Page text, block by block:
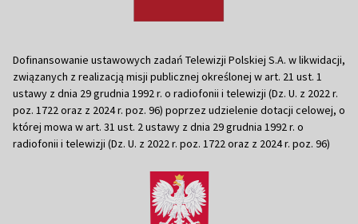
Dofinansowanie ustawowych zadań Telewizji Polskiej S.A. w likwidacji,
związanych z realizacją misji publicznej określonej w art. 21 ust. 1
ustawy z dnia 29 grudnia 1992 r. o radiofonii i telewizji (Dz. U. z 2022 r.
poz. 1722 oraz z 2024 r. poz. 96) poprzez udzielenie dotacji celowej, o
której mowa w art. 31 ust. 2 ustawy z dnia 29 grudnia 1992 r. o
radiofonii i telewizji (Dz. U. z 2022 r. poz. 1722 oraz z 2024 r. poz. 96)